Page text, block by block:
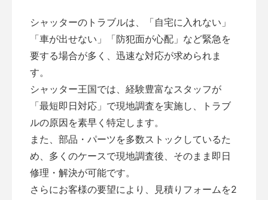
シャッターのトラブルは、「自宅に入れない」
「車が出せない」「防犯面が心配」など緊急を
要する場合が多く、迅速な対応が求められま
す。
シャッター王国では、経験豊富なスタッフが
「最短即日対応」で現地調査を実施し、トラブ
ルの原因を素早く特定します。
また、部品・パーツを多数ストックしているた
め、多くのケースで現地調査後、そのまま即日
修理・解決が可能です。
さらにお客様の要望により、見積りフォームを2